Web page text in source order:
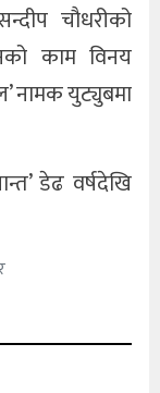
चौधरीको
काम विनय
नामक युट्युबमा
डेढ वर्षदेखि